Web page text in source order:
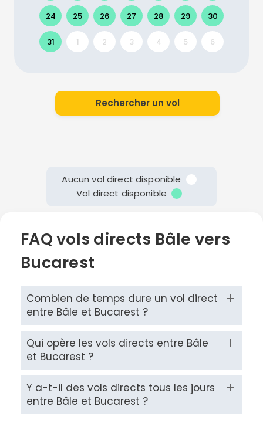
24 25 26 27 28 29 30
31 1 2 3 4 5 6
Rechercher un vol
Aucun vol direct disponible
Vol direct disponible
FAQ vols directs Bâle vers
Bucarest
Combien de temps dure un vol direct
entre Bâle et Bucarest ?
Qui opère les vols directs entre Bâle
et Bucarest ?
Y a-t-il des vols directs tous les jours
entre Bâle et Bucarest ?